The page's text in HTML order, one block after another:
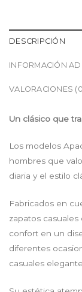
DESCRIPCIÓN
INFORMACIÓN
VALORACIONES
Un clásico que
Los modelos
hombres que
diaria y el estilo
Fabricados en
zapatos
confort en un
diferentes
casuales